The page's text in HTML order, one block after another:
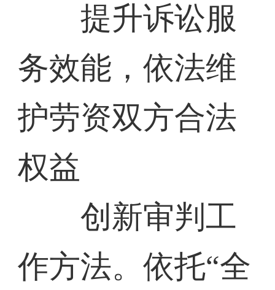
提升诉讼服
务效能，依法维
护劳资双方合法
权益
创新审判工
作方法。依托“全